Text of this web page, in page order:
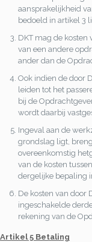
aansprakelijkheid
bedoeld in artikel 3
DKT mag de
van een andere
ander dan de
Ook indien de door
leiden tot het
bij de
wordt daarbij
Ingeval aan de
grondslag ligt,
overeenkomstig
van de kosten
dergelijke bepaling
De kosten van door
ingeschakelde
rekening van de
Artikel 5 Betaling